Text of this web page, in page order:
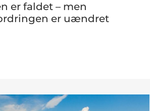
er faldet – men
er uændret